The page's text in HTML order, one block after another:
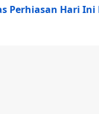
Perhiasan Hari Ini